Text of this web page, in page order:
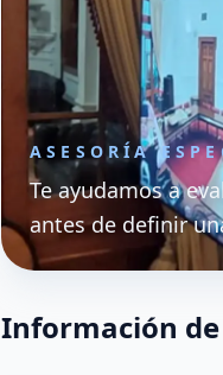
ASESORÍA
Te ayudamos a
antes de definir
Información